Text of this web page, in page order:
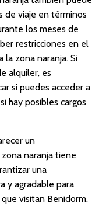
de viaje en términos
los meses de
restricciones en el
la zona naranja. Si
alquiler, es
si puedes acceder a
hay posibles cargos
un
naranja tiene
una
y agradable para
visitan Benidorm.